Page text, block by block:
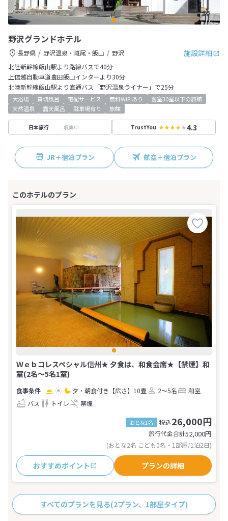
野沢グランドホテル
施設詳細
長野県 野沢温泉・斑尾・飯山
野沢
北陸新幹線飯山駅より路線バスで40分
上信越自動車道豊田飯山インターより30分
北陸新幹線飯山駅より直通バス「野沢温泉ライナー」で25分
大浴場 貸切風呂 宅配サービス 無料WiFiあり
客室30室以下の旅館
天然温泉
露天風呂 駐車場有り 旅館
日本旅行 収集中 TrustYou 4.3
JR＋宿泊プラン 航空＋宿泊プラン
Ｗｅｂコレスペシャル信州★ 夕食は、和食会席★【禁煙】和
室(2名～5名1室)
夕・朝食付き 【広さ】10畳 2～5名
和室
バス
トイレ 禁煙
おとな1名 税込26,000円
旅行代金合計52,000円
(おとな2名 こども0名・1部屋/1泊2日)
おすすめポイント プランの詳細
すべてのプランを見る(2プラン、1部屋タイプ)